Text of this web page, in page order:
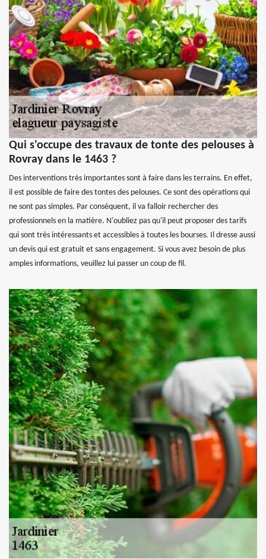
Qui s'occupe des travaux de tonte des pelouses à
Rovray dans le 1463 ?
Des interventions très importantes sont à faire dans les terrains. En effet,
il est possible de faire des tontes des pelouses. Ce sont des opérations qui
ne sont pas simples. Par conséquent, il va falloir rechercher des
professionnels en la matière. N'oubliez pas qu'il peut proposer des tarifs
qui sont très intéressants et accessibles à toutes les bourses. Il dresse aussi
un devis qui est gratuit et sans engagement. Si vous avez besoin de plus
amples informations, veuillez lui passer un coup de fil.